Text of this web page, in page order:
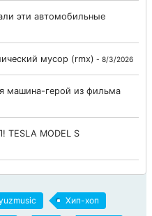
эти автомобильные
мусор (rmx) - 8/3/2026
машина-герой из фильма
MODEL S
Хип-хоп